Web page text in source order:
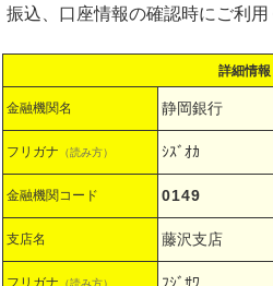
振込、口座情報の確認時にご利用
詳細情報
金融機関名 静岡銀行
フリガナ （読み方） ｼｽﾞｵｶ
金融機関コード 0149
支店名 藤沢支店
フリガナ （読み方）